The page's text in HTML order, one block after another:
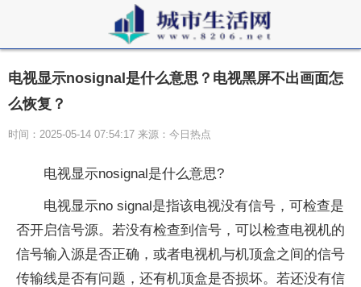
电视显示nosignal是什么意思？电视黑屏不出画面怎
么恢复？
时间：2025-05-14 07:54:17 来源：今日热点
电视显示nosignal是什么意思?
电视显示no signal是指该电视没有信号，可检查是
否开启信号源。若没有检查到信号，可以检查电视机的
信号输入源是否正确，或者电视机与机顶盒之间的信号
传输线是否有问题，还有机顶盒是否损坏。若还没有信